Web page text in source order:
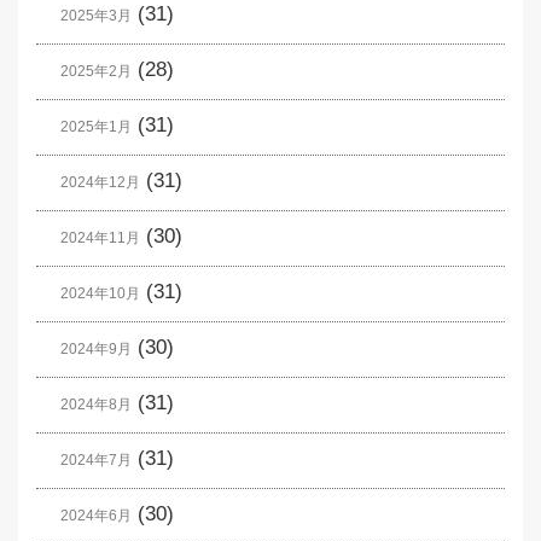
2025年3月 (31)
2025年2月 (28)
2025年1月 (31)
2024年12月 (31)
2024年11月 (30)
2024年10月 (31)
2024年9月 (30)
2024年8月 (31)
2024年7月 (31)
2024年6月 (30)